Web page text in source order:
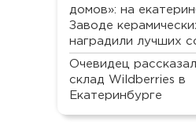
домов»: на
Заводе
наградили лучших
Очевидец
склад Wildberries в
Екатеринбурге